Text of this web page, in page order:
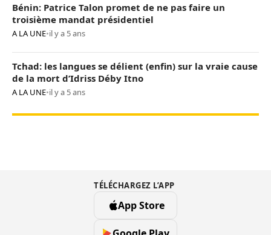
Bénin: Patrice Talon promet de ne pas faire un
troisième mandat présidentiel
A LA UNE•il y a 5 ans
Tchad: les langues se délient (enfin) sur la vraie cause
de la mort d’Idriss Déby Itno
A LA UNE•il y a 5 ans
TÉLÉCHARGEZ L’APP
App Store